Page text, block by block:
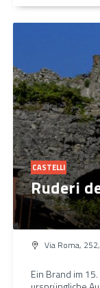
CASTELLI
Ruderi
Via Roma,
Ein Brand im